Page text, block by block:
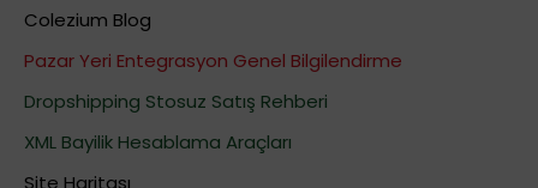
Colezium Blog
Pazar Yeri Entegrasyon Genel Bilgilendirme
Dropshipping Stosuz Satış Rehberi
XML Bayilik Hesablama Araçları
Site Haritası